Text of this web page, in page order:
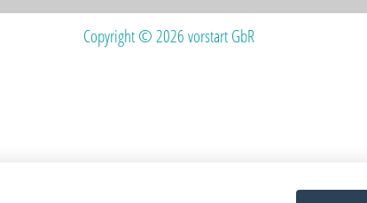
Copyright © 2026 vorstart GbR